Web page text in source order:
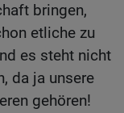
bringen,
etliche zu
es steht nicht
da ja unsere
gehören!